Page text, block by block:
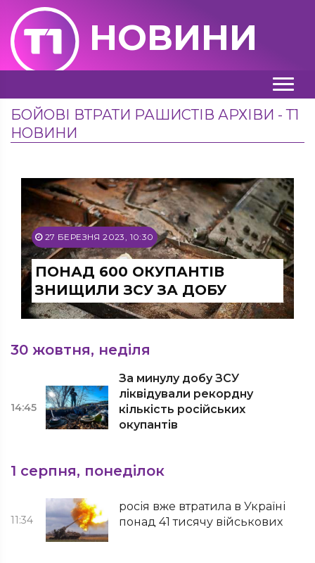
НОВИНИ
БОЙОВІ ВТРАТИ РАШИСТІВ АРХІВИ - Т1
НОВИНИ
27 БЕРЕЗНЯ 2023, 10:30
ПОНАД 600 ОКУПАНТІВ
ЗНИЩИЛИ ЗСУ ЗА ДОБУ
30 жовтня, неділя
14:45
За минулу добу ЗСУ
ліквідували рекордну
кількість російських
окупантів
1 серпня, понеділок
11:34
росія вже втратила в Україні
понад 41 тисячу військових